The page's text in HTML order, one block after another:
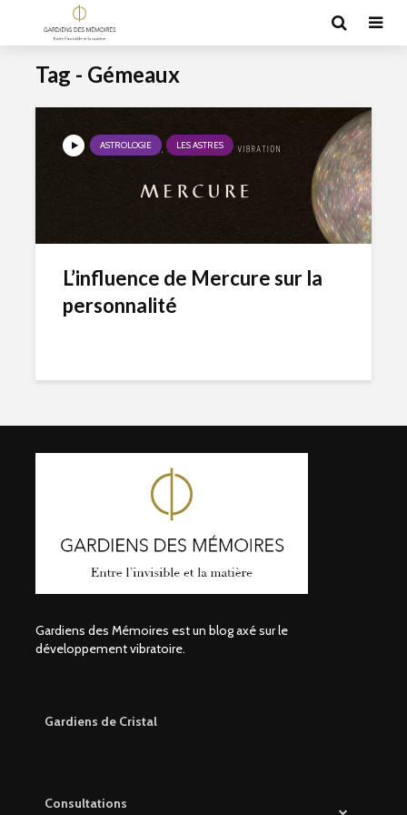
Tag - Gémeaux
ASTROLOGIE LES ASTRES
L’influence de Mercure sur la
personnalité
Gardiens des Mémoires est un blog axé sur le
développement vibratoire.
Gardiens de Cristal
Consultations